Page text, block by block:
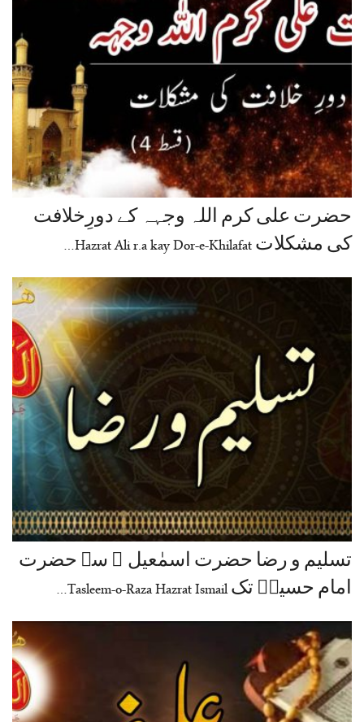
حضرت علی کرم اللہ وجہہ کے دورِخلافت
کی مشکلات Hazrat Ali r.a kay Dor-e-Khilafat…
تسلیم و رضا حضرت اسمٰعیل ؑ سے حضرت
امام حسینؓ تک Tasleem-o-Raza Hazrat Ismail…